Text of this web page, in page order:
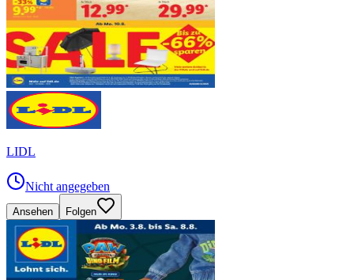
LIDL
Nicht angegeben
Ansehen Folgen